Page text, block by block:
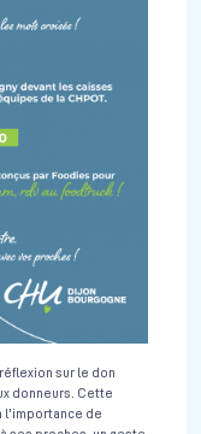
sur le don
donneurs. Cette
l'importance de